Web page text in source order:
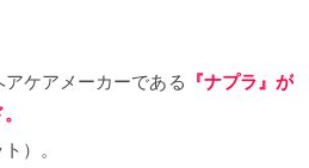
ケアメーカーである
『ナプラ』が
）。